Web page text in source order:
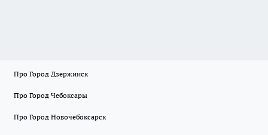
Про Город Дзержинск
Про Город Чебоксары
Про Город Новочебоксарск